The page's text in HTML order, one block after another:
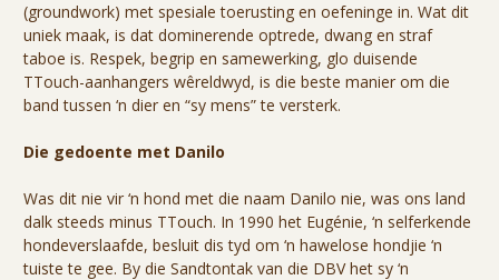
(groundwork) met spesiale toerusting en oefeninge in. Wat dit
uniek maak, is dat dominerende optrede, dwang en straf
taboe is. Respek, begrip en samewerking, glo duisende
TTouch-aanhangers wêreldwyd, is die beste manier om die
band tussen ‘n dier en “sy mens” te versterk.
Die gedoente met Danilo
Was dit nie vir ‘n hond met die naam Danilo nie, was ons land
dalk steeds minus TTouch. In 1990 het Eugénie, ‘n selferkende
hondeverslaafde, besluit dis tyd om ‘n hawelose hondjie ‘n
tuiste te gee. By die Sandtontak van die DBV het sy ‘n